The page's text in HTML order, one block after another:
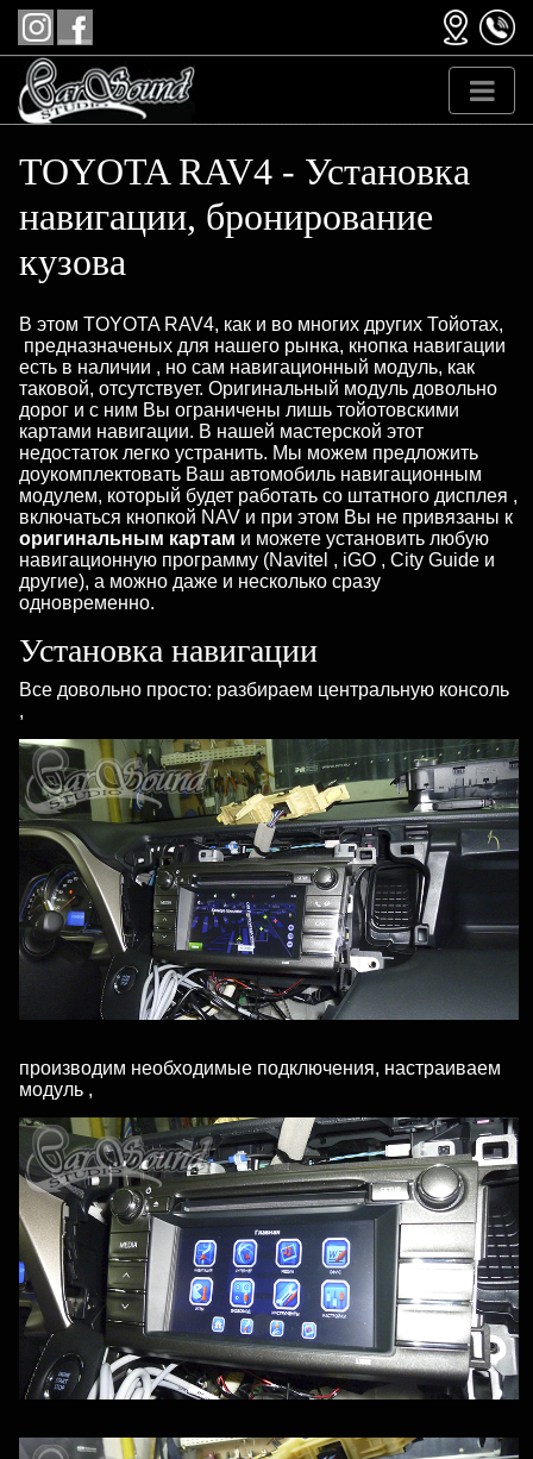
TOYOTA RAV4 - Установка
навигации, бронирование
кузова
В этом TOYOTA RAV4, как и во многих других Тойотах,
предназначеных для нашего рынка, кнопка навигации
есть в наличии , но сам навигационный модуль, как
таковой, отсутствует. Оригинальный модуль довольно
дорог и с ним Вы ограничены лишь тойотовскими
картами навигации. В нашей мастерской этот
недостаток легко устранить. Мы можем предложить
доукомплектовать Ваш автомобиль навигационным
модулем, который будет работать со штатного дисплея ,
включаться кнопкой NAV и при этом Вы не привязаны к
оригинальным картам и можете установить любую
навигационную программу (Navitel , iGO , City Guide и
другие), а можно даже и несколько сразу
одновременно.
Установка навигации
Все довольно просто: разбираем центральную консоль
,
производим необходимые подключения, настраиваем
модуль ,